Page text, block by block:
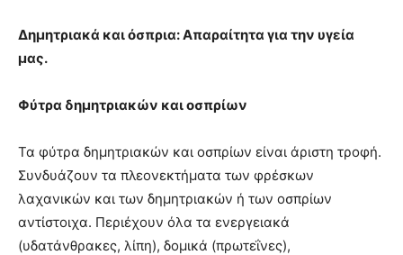
Δημητριακά και όσπρια: Απαραίτητα για την υγεία
μας.
Φύτρα δημητριακών και οσπρίων
Τα φύτρα δημητριακών και οσπρίων είναι άριστη τροφή.
Συνδυάζουν τα πλεονεκτήματα των φρέσκων
λαχανικών και των δημητριακών ή των οσπρίων
αντίστοιχα. Περιέχουν όλα τα ενεργειακά
(υδατάνθρακες, λίπη), δομικά (πρωτεΐνες),